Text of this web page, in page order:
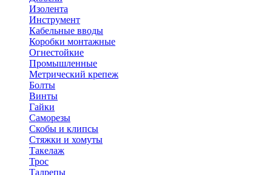
Изолента
Инструмент
Кабельные вводы
Коробки монтажные
Огнестойкие
Промышленные
Метрический крепеж
Болты
Винты
Гайки
Саморезы
Скобы и клипсы
Стяжки и хомуты
Такелаж
Трос
Талрепы